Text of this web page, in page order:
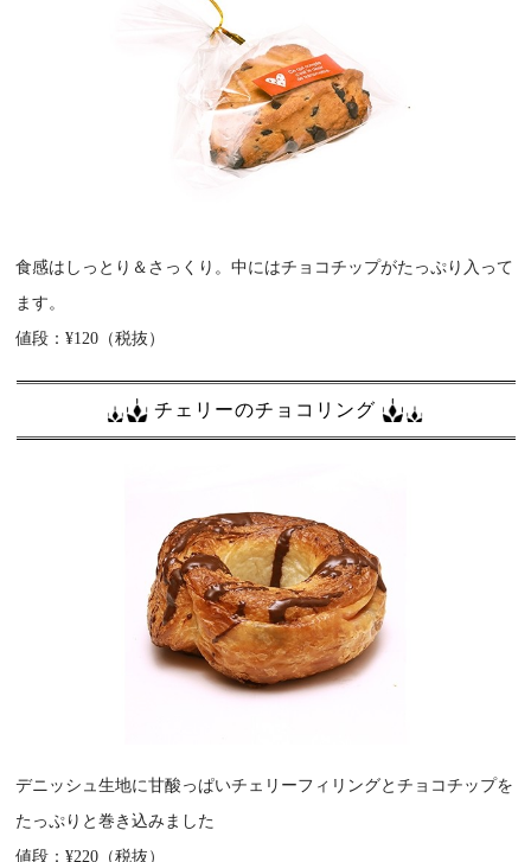
食感はしっとり＆さっくり。中にはチョコチップがたっぷり入って
ます。
値段：¥120（税抜）
チェリーのチョコリング
デニッシュ生地に甘酸っぱいチェリーフィリングとチョコチップを
たっぷりと巻き込みました
値段：¥220（税抜）